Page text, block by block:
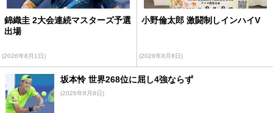
錦織圭 2大会連続マスターズ予選
出場
(2026年8月1日)
小野倫太郎 激闘制しインハイV
(2026年8月8日)
坂本怜 世界268位に屈し4強ならず
(2026年8月8日)